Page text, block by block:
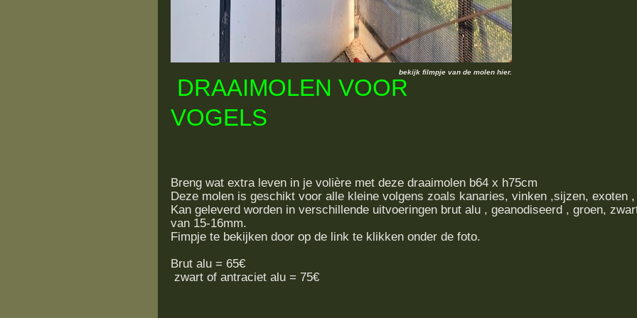
bekijk filmpje van de molen hier.
DRAAIMOLEN VOOR
VOGELS
Breng wat extra leven in je volière met deze draaimolen b64 x h75cm
Deze molen is geschikt voor alle kleine volgens zoals kanaries, vinken ,sijzen, exoten
Kan geleverd worden in verschillende uitvoeringen brut alu , geanodiseerd , groen,
van 15-16mm.
Fimpje te bekijken door op de link te klikken onder de foto.
Brut alu = 65€
zwart of antraciet alu = 75€